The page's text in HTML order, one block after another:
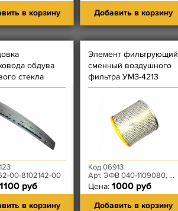
в корзину Добавить в корзину
обдува
стекла
00-8102142-00
1100 руб
в корзину
Элемент фильтрующий
сменный воздушного
фильтра УМЗ-4213
ЛИВНЫ
Код 06913
Арт. ЭФВ 040-1109080, 3151-20-1109080-42
Цена: 1000 руб
Добавить в корзину